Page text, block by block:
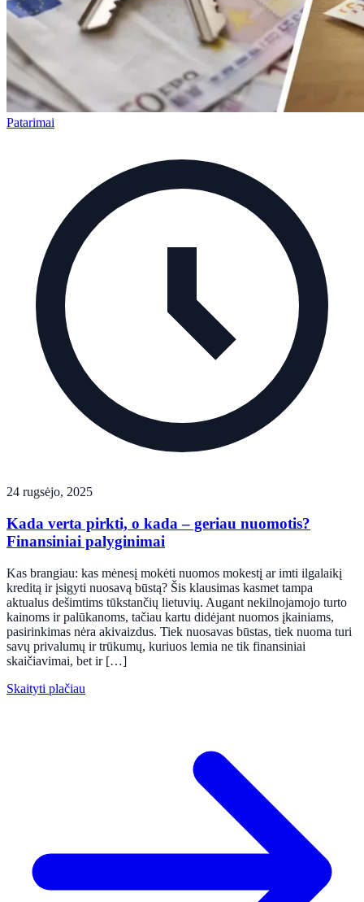
Patarimai
24 rugsėjo, 2025
Kada verta pirkti, o kada – geriau nuomotis?
Finansiniai palyginimai
Kas brangiau: kas mėnesį mokėti nuomos mokestį ar imti ilgalaikį
kreditą ir įsigyti nuosavą būstą? Šis klausimas kasmet tampa
aktualus dešimtims tūkstančių lietuvių. Augant nekilnojamojo turto
kainoms ir palūkanoms, tačiau kartu didėjant nuomos įkainiams,
pasirinkimas nėra akivaizdus. Tiek nuosavas būstas, tiek nuoma turi
savų privalumų ir trūkumų, kuriuos lemia ne tik finansiniai
skaičiavimai, bet ir […]
Skaityti plačiau